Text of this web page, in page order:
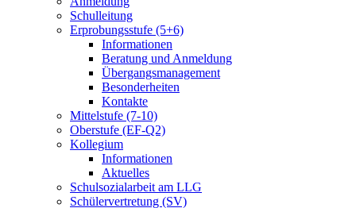
Schulleitung
Erprobungsstufe (5+6)
Informationen
Beratung und Anmeldung
Übergangsmanagement
Besonderheiten
Kontakte
Mittelstufe (7-10)
Oberstufe (EF-Q2)
Kollegium
Informationen
Aktuelles
Schulsozialarbeit am LLG
Schülervertretung (SV)